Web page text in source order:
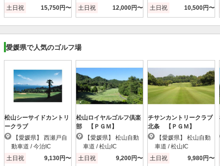
土日祝
15,750円〜
土日祝
12,000円〜
土日祝
10,500円〜
愛媛県で人気のゴルフ場
松山シーサイドカントリ
ークラブ
動車道 / 今治IC
土日祝
9,130円〜
松山ロイヤルゴルフ倶楽
部 【ＰＧＭ】
車道 / 松山IC
土日祝
9,200円〜
チサンカントリークラブ
北条 【ＰＧＭ】
車道 / 松山IC
土日祝
9,980円〜